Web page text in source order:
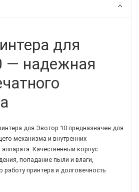
для
— надежная
для Эвотор 10 предназначен для
механизма и внутренних
Качественный корпус
попадание пыли и влаги,
работу принтера и долговечность